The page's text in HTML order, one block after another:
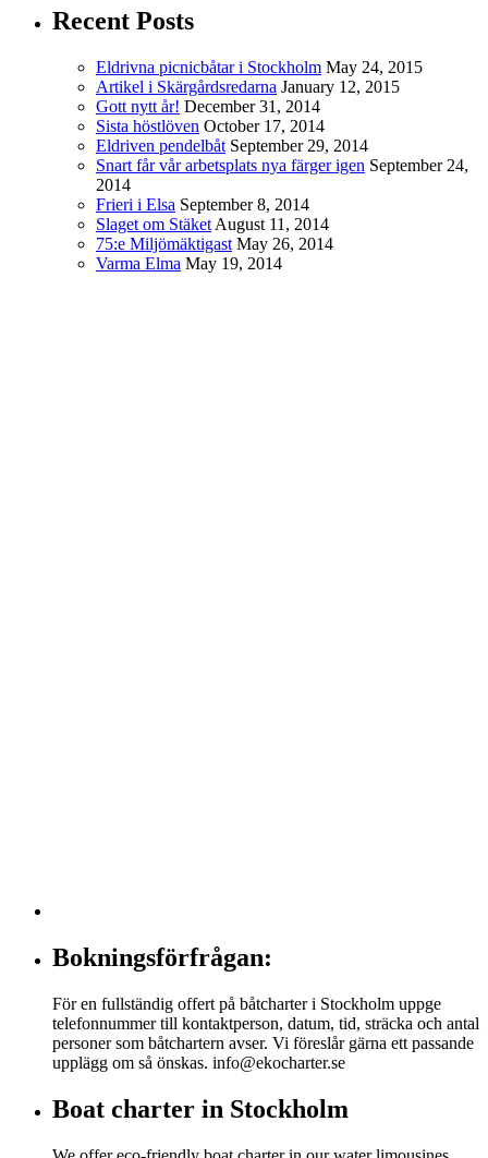
Recent Posts
Eldrivna picnicbåtar i Stockholm May 24, 2015
Artikel i Skärgårdsredarna January 12, 2015
Gott nytt år! December 31, 2014
Sista höstlöven October 17, 2014
Eldriven pendelbåt September 29, 2014
Snart får vår arbetsplats nya färger igen September 24,
2014
Frieri i Elsa September 8, 2014
Slaget om Stäket August 11, 2014
75:e Miljömäktigast May 26, 2014
Varma Elma May 19, 2014
Bokningsförfrågan:
För en fullständig offert på båtcharter i Stockholm uppge
telefonnummer till kontaktperson, datum, tid, sträcka och antal
personer som båtchartern avser. Vi föreslår gärna ett passande
upplägg om så önskas. info@ekocharter.se
Boat charter in Stockholm